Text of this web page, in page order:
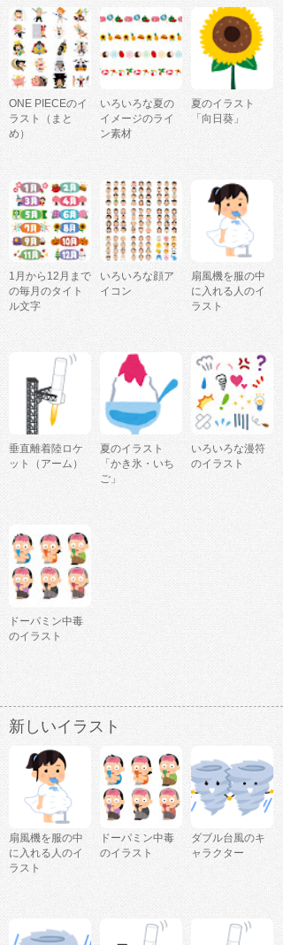
ONE PIECEのイ
ラスト（まと
め）
いろいろな夏の
イメージのライ
ン素材
夏のイラスト
「向日葵」
1月から12月まで
の毎月のタイト
ル文字
いろいろな顔ア
イコン
扇風機を服の中
に入れる人のイ
ラスト
垂直離着陸ロケ
ット（アーム）
夏のイラスト
「かき氷・いち
ご」
いろいろな漫符
のイラスト
ドーパミン中毒
のイラスト
新しいイラスト
扇風機を服の中
に入れる人のイ
ラスト
ドーパミン中毒
のイラスト
ダブル台風のキ
ャラクター